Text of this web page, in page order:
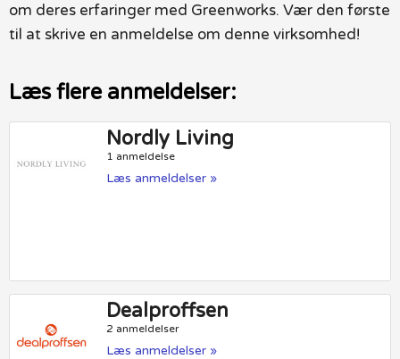
om deres erfaringer med Greenworks. Vær den første
til at skrive en anmeldelse om denne virksomhed!
Læs flere anmeldelser:
Nordly Living
1 anmeldelse
Læs anmeldelser »
Dealproffsen
2 anmeldelser
Læs anmeldelser »